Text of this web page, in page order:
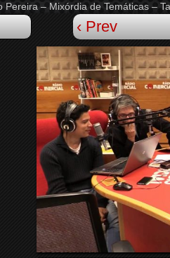
Pereira – Mixórdia de Temáticas –
‹ Prev